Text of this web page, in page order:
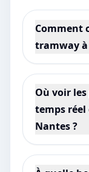
Comment
tramway à
Où voir
temps réel
Nantes ?